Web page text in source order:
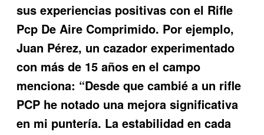
sus experiencias positivas con el Rifle
Pcp De Aire Comprimido. Por ejemplo,
Juan Pérez, un cazador experimentado
con más de 15 años en el campo
menciona: “Desde que cambié a un rifle
PCP he notado una mejora significativa
en mi puntería. La estabilidad en cada